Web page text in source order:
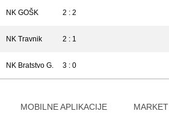
NK GOŠK 2 : 2
NK Travnik 2 : 1
NK Bratstvo G. 3 : 0
MOBILNE APLIKACIJE